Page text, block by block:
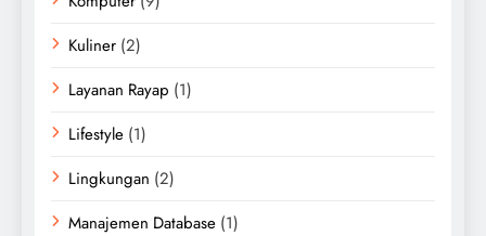
Kuliner (2)
Layanan Rayap (1)
Lifestyle (1)
Lingkungan (2)
Manajemen Database (1)